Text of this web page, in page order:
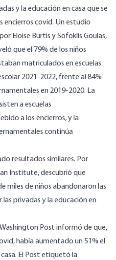
y la educación en casa que se
covid. Un estudio
Eloise Burtis y Sofoklis Goulas,
que el 79% de los niños
matriculados en escuelas
2021-2022, frente al 84%
en 2019-2020. La
a escuelas
a los encierros, y la
continúa
resultados similares. Por
Institute, descubrió que
miles de niños abandonaron las
privadas y la educación en
Post informó de que,
había aumentado un 51% el
El Post etiquetó la